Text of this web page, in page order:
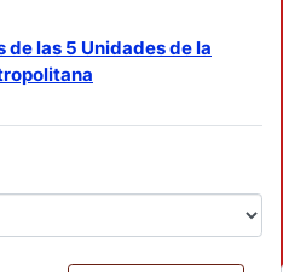
las 5 Unidades de la